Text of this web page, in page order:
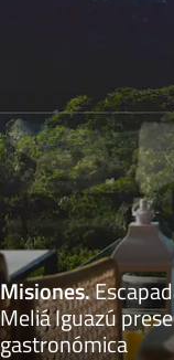
Misiones.
Meliá Iguazú
gastronómica